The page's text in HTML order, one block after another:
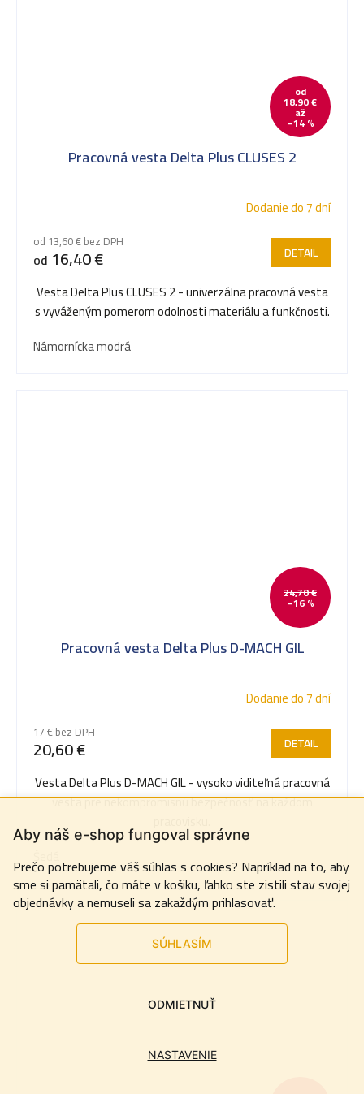
Aby náš e-shop fungoval správne
Prečo potrebujeme váš súhlas s cookies? Napríklad na to, aby
sme si pamätali, čo máte v košiku, ľahko ste zistili stav svojej
objednávky a nemuseli sa zakaždým prihlasovať.
SÚHLASÍM
NASTAVENIE
ODMIETNUŤ
od
18,90 €
až
–14 %
Pracovná vesta Delta Plus CLUSES 2
Dodanie do 7 dní
od 13,60 € bez DPH
od 16,40 € DETAIL
Vesta Delta Plus CLUSES 2 - univerzálna pracovná vesta
s vyváženým pomerom odolnosti materiálu a funkčnosti.
Námornícka modrá
24,70 €
–16 %
Pracovná vesta Delta Plus D-MACH GIL
Dodanie do 7 dní
17 € bez DPH
20,60 € DETAIL
Vesta Delta Plus D-MACH GIL - vysoko viditeľná pracovná
vesta pre nekompromisnú bezpečnosť na každom
Šedá